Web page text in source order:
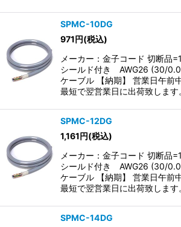
SPMC-10DG
971円(税込)
メーカー：金子コード 切断品
シールド付き AWG26 (30/
ケーブル 【納期】 営業日午前
最短で翌営業日に出荷致しま
SPMC-12DG
1,161円(税込)
メーカー：金子コード 切断品
シールド付き AWG26 (30/
ケーブル 【納期】 営業日午前
最短で翌営業日に出荷致しま
SPMC-14DG